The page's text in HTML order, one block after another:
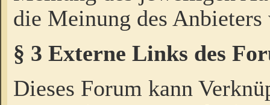
die Meinung des Anbieters
§ 3 Externe Links des
Dieses Forum kann